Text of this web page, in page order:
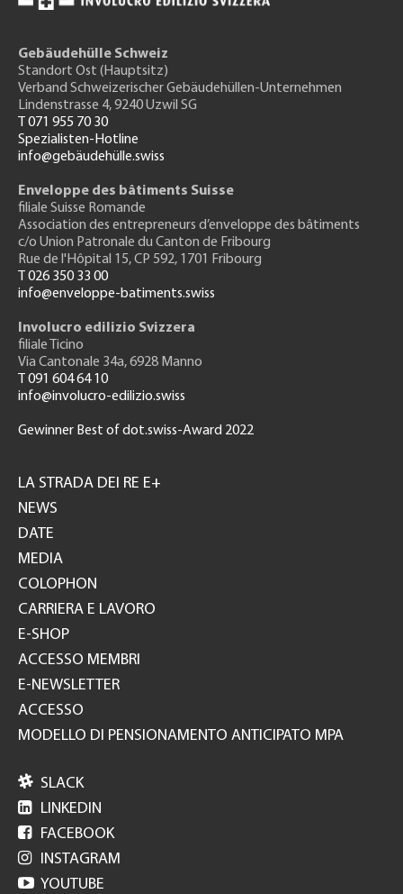
Gebäudehülle Schweiz
Standort Ost (Hauptsitz)
Verband Schweizerischer Gebäudehüllen-Unternehmen
Lindenstrasse 4, 9240 Uzwil SG
T 071 955 70 30
Spezialisten-Hotline
info@gebäudehülle.swiss
Enveloppe des bâtiments Suisse
filiale Suisse Romande
Association des entrepreneurs d’enveloppe des bâtiments
c/o Union Patronale du Canton de Fribourg
Rue de l'Hôpital 15, CP 592, 1701 Fribourg
T 026 350 33 00
info@enveloppe-batiments.swiss
Involucro edilizio Svizzera
filiale Ticino
Via Cantonale 34a, 6928 Manno
T 091 604 64 10
info@involucro-edilizio.swiss
Gewinner Best of dot.swiss-Award 2022
GH
LA STRADA DEI RE E+
NEWS
DATE
MEDIA
COLOPHON
CARRIERA E LAVORO
E-SHOP
ACCESSO MEMBRI
E-NEWSLETTER
ACCESSO
MODELLO DI PENSIONAMENTO ANTICIPATO MPA
 SLACK
 LINKEDIN
 FACEBOOK
 INSTAGRAM
 YOUTUBE